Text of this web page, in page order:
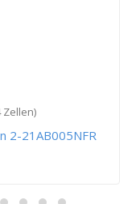
Zellen)
2-21AB005NFR